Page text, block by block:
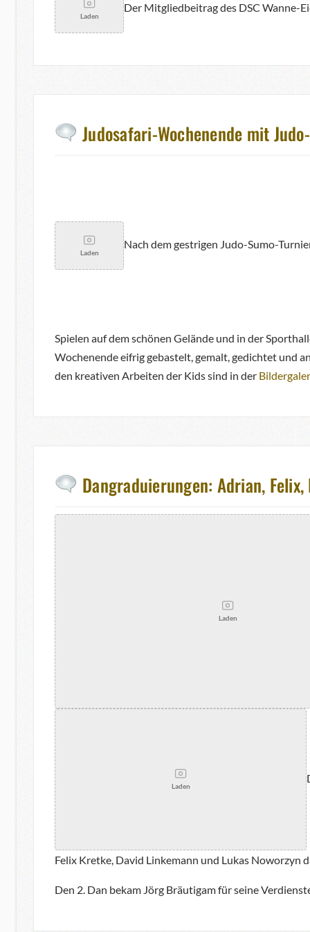
Laden
Der Mitgliedbeitrag des DSC Wanne-
Judosafari-Wochenende mit
Laden
Nach dem gestrigen Judo-Sumo-
Spielen auf dem schönen Gelände und in der
Wochenende eifrig gebastelt, gemalt, gedichtet und
den kreativen Arbeiten der Kids sind in der
Dangraduierungen: Adrian,
Laden
Laden
Felix Kretke, David Linkemann und Lukas Noworzyn
Den 2. Dan bekam Jörg Bräutigam für seine